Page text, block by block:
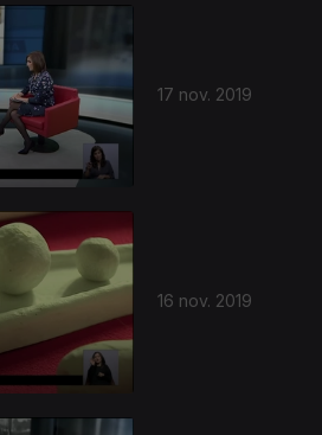
17 nov. 2019
16 nov. 2019